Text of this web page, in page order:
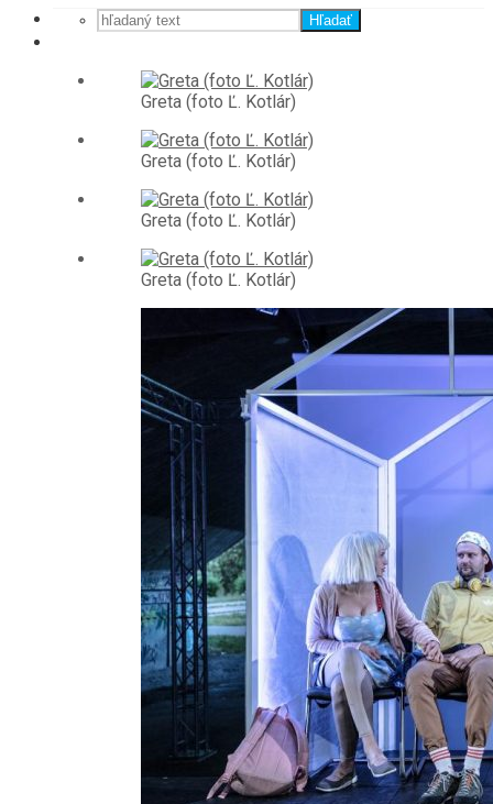
Hľadať
Greta (foto Ľ. Kotlár)
Greta (foto Ľ. Kotlár)
Greta (foto Ľ. Kotlár)
Greta (foto Ľ. Kotlár)